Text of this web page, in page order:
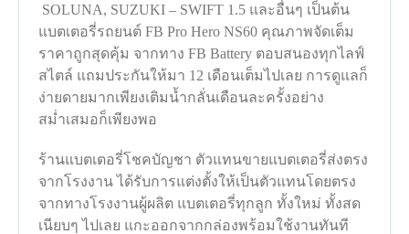
SOLUNA, SUZUKI – SWIFT 1.5 และอื่นๆ เป็นต้น
แบตเตอรี่รถยนต์ FB Pro Hero NS60 คุณภาพจัดเต็ม
ราคาถูกสุดคุ้ม จากทาง FB Battery ตอบสนองทุกไลฟ์
สไตล์ แถมประกันให้มา 12 เดือนเต็มไปเลย การดูแลก็
ง่ายดายมากเพียงเติมน้ำกลั่นเดือนละครั้งอย่าง
สม่ำเสมอก็เพียงพอ
ร้านแบตเตอรี่โชคบัญชา ตัวแทนขายแบตเตอรี่ส่งตรง
จากโรงงาน ได้รับการแต่งตั้งให้เป็นตัวแทนโดยตรง
จากทางโรงงานผู้ผลิต แบตเตอรี่ทุกลูก ทั้งใหม่ ทั้งสด
เนียบๆ ไปเลย แกะออกจากกล่องพร้อมใช้งานทันที